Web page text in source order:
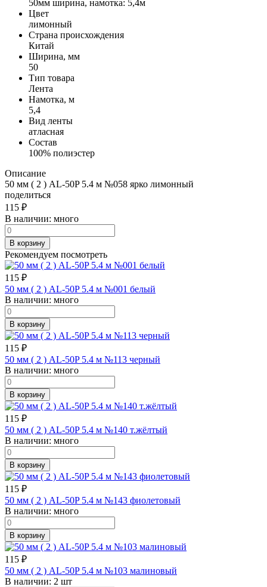
50мм ширина, намотка: 5,4м
Цвет
лимонный
Страна происхождения
Китай
Ширина, мм
50
Тип товара
Лента
Намотка, м
5,4
Вид ленты
атласная
Состав
100% полиэстер
Описание
50 мм ( 2 ) AL-50P 5.4 м №058 ярко лимонный
поделиться
115 ₽
В наличии: много
В корзину
Рекомендуем посмотреть
115 ₽
50 мм ( 2 ) AL-50P 5.4 м №001 белый
В наличии: много
В корзину
115 ₽
50 мм ( 2 ) AL-50P 5.4 м №113 черный
В наличии: много
В корзину
115 ₽
50 мм ( 2 ) AL-50P 5.4 м №140 т.жёлтый
В наличии: много
В корзину
115 ₽
50 мм ( 2 ) AL-50P 5.4 м №143 фиолетовый
В наличии: много
В корзину
115 ₽
50 мм ( 2 ) AL-50P 5.4 м №103 малиновый
В наличии: 2 шт